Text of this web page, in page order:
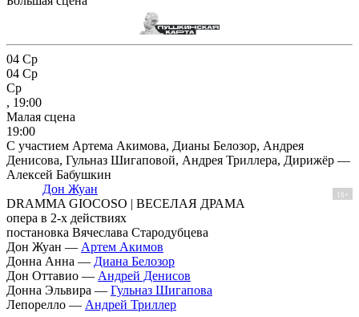
04 Ср
04 Ср
Ср
, 19:00
Малая сцена
19:00
С участием Артема Акимова, Дианы Белозор, Андрея
Денисова, Гульназ Шигаповой, Андрея Триллера, Дирижёр —
Алексей Бабушкин
Дон Жуан
16+
DRAMMA GIOCOSO | ВЕСЕЛАЯ ДРАМА
опера в 2-х действиях
постановка Вячеслава Стародубцева
Дон Жуан — Артем Акимов
Донна Анна — Диана Белозор
Дон Оттавио — Андрей Денисов
Донна Эльвира — Гульназ Шигапова
Лепорелло — Андрей Триллер